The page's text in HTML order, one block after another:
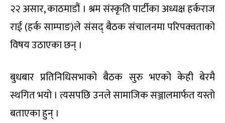
२२ असार, काठमाडौं । श्रम संस्कृति पार्टीका अध्यक्ष हर्कराज
राई (हर्क साम्पाङ)ले संसद् बैठक संचालनमा परिपक्वताको
विषय उठाएका छन् ।
बुधबार प्रतिनिधिसभाको बैठक सुरु भएको केही बेरमै
स्थगित भयो । त्यसपछि उनले सामाजिक सञ्जालमार्फत यस्तो
बताएका हुन् ।